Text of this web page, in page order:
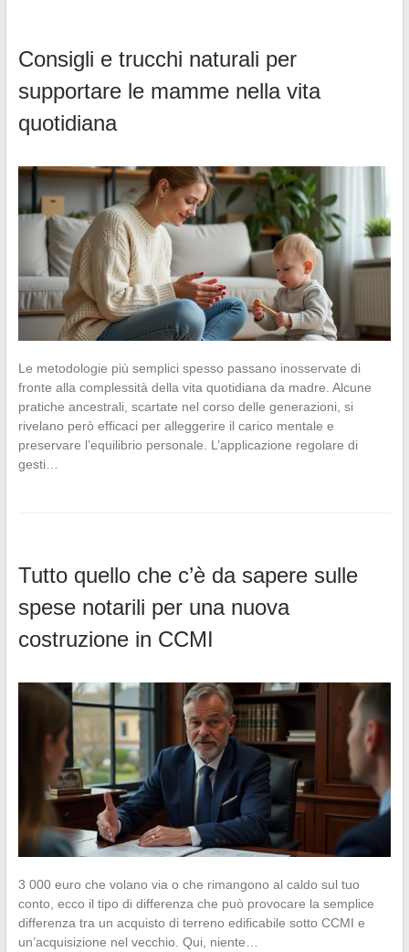
Consigli e trucchi naturali per
supportare le mamme nella vita
quotidiana
Le metodologie più semplici spesso passano inosservate di
fronte alla complessità della vita quotidiana da madre. Alcune
pratiche ancestrali, scartate nel corso delle generazioni, si
rivelano però efficaci per alleggerire il carico mentale e
preservare l’equilibrio personale. L’applicazione regolare di
gesti…
Tutto quello che c’è da sapere sulle
spese notarili per una nuova
costruzione in CCMI
3 000 euro che volano via o che rimangono al caldo sul tuo
conto, ecco il tipo di differenza che può provocare la semplice
differenza tra un acquisto di terreno edificabile sotto CCMI e
un’acquisizione nel vecchio. Qui, niente…